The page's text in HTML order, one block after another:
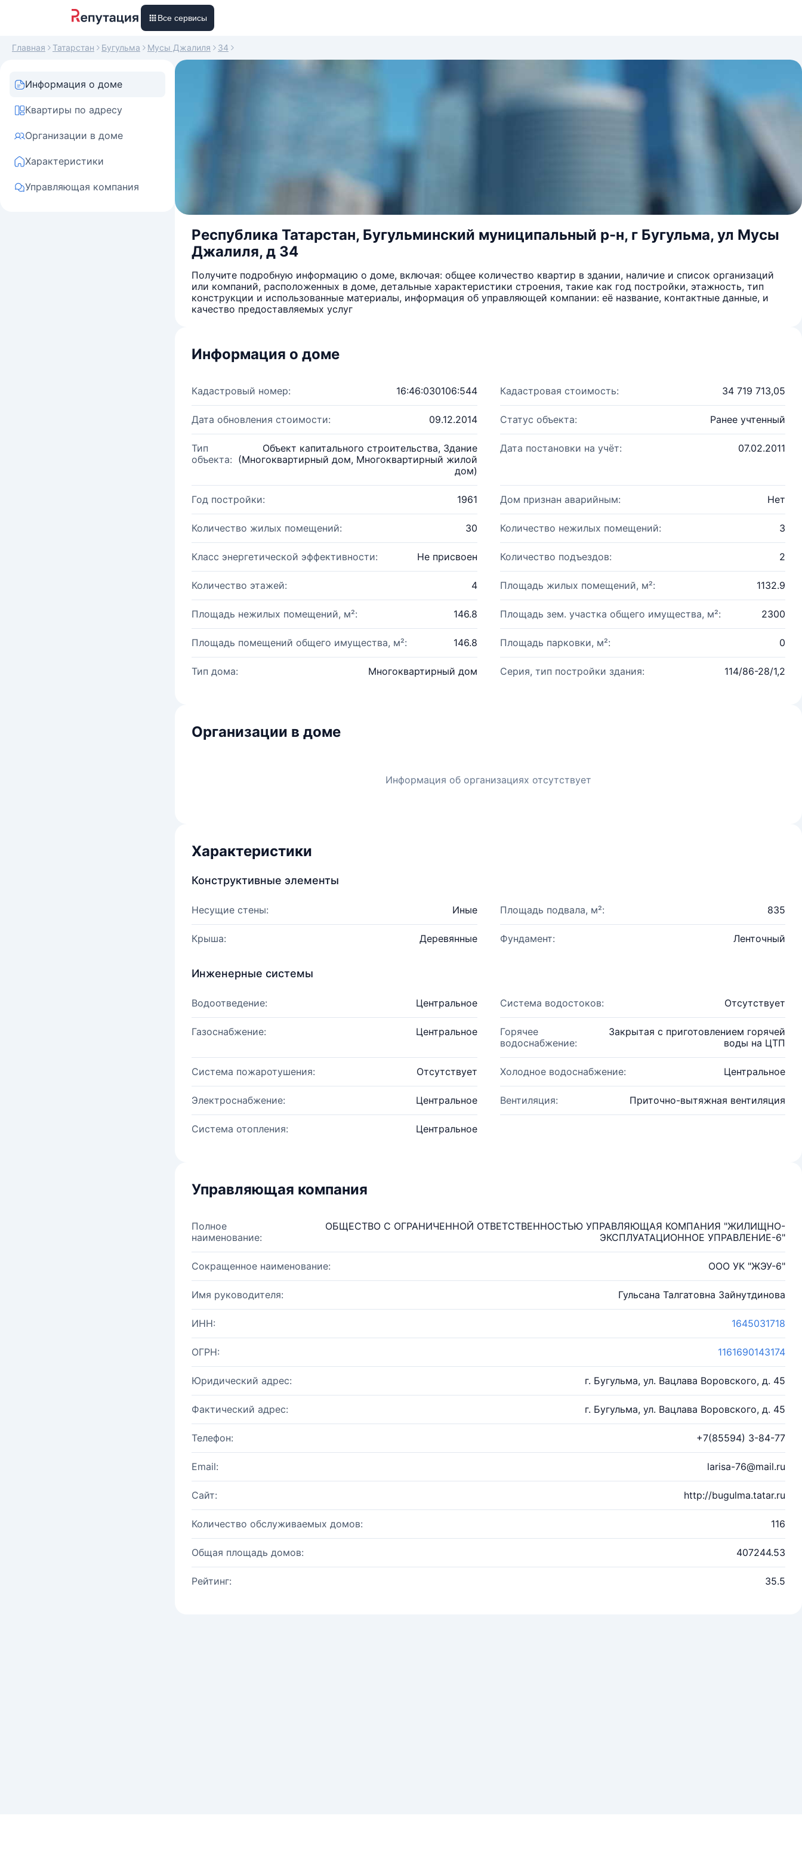
Все сервисы
Главная Татарстан Бугульма Мусы Джалиля 34
Информация о доме
Квартиры по адресу
Организации в доме
Характеристики
Управляющая компания
Республика Татарстан, Бугульминский муниципальный р-н, г Бугульма, ул Мусы
Джалиля, д 34
Получите подробную информацию о доме, включая: общее количество квартир в здании, наличие и список организаций
или компаний, расположенных в доме, детальные характеристики строения, такие как год постройки, этажность, тип
конструкции и использованные материалы, информация об управляющей компании: её название, контактные данные, и
качество предоставляемых услуг
Информация о доме
Кадастровый номер: 16:46:030106:544 Кадастровая стоимость: 34 719 713,05
Дата обновления стоимости: 09.12.2014 Статус объекта: Ранее учтенный
Тип
объекта:
Объект капитального строительства, Здание
(Многоквартирный дом, Многоквартирный жилой
дом)
Дата постановки на учёт: 07.02.2011
Год постройки: 1961 Дом признан аварийным: Нет
Количество жилых помещений: 30 Количество нежилых помещений: 3
Класс энергетической эффективности: Не присвоен Количество подъездов: 2
Количество этажей: 4 Площадь жилых помещений, м²: 1132.9
Площадь нежилых помещений, м²: 146.8 Площадь зем. участка общего имущества, м²: 2300
Площадь помещений общего имущества, м²: 146.8 Площадь парковки, м²: 0
Тип дома: Многоквартирный дом Серия, тип постройки здания: 114/86-28/1,2
Организации в доме
Информация об организациях отсутствует
Характеристики
Конструктивные элементы
Несущие стены: Иные Площадь подвала, м²: 835
Крыша: Деревянные Фундамент: Ленточный
Инженерные системы
Водоотведение: Центральное Система водостоков: Отсутствует
Газоснабжение: Центральное
Горячее
водоснабжение:
Закрытая с приготовлением горячей
воды на ЦТП
Система пожаротушения: Отсутствует Холодное водоснабжение: Центральное
Электроснабжение: Центральное Вентиляция: Приточно-вытяжная вентиляция
Система отопления: Центральное
Управляющая компания
Полное
наименование:
ОБЩЕСТВО С ОГРАНИЧЕННОЙ ОТВЕТСТВЕННОСТЬЮ УПРАВЛЯЮЩАЯ КОМПАНИЯ "ЖИЛИЩНО-
ЭКСПЛУАТАЦИОННОЕ УПРАВЛЕНИЕ-6"
Сокращенное наименование: ООО УК "ЖЭУ-6"
Имя руководителя: Гульсана Талгатовна Зайнутдинова
ИНН: 1645031718
ОГРН: 1161690143174
Юридический адрес: г. Бугульма, ул. Вацлава Воровского, д. 45
Фактический адрес: г. Бугульма, ул. Вацлава Воровского, д. 45
Телефон: +7(85594) 3-84-77
Email: larisa-76@mail.ru
Сайт: http://bugulma.tatar.ru
Количество обслуживаемых домов: 116
Общая площадь домов: 407244.53
Рейтинг: 35.5